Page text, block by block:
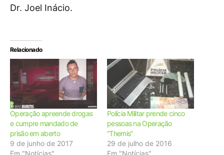
Dr. Joel Inácio.
Relacionado
Operação apreende drogas
e cumpre mandado de
prisão em aberto
9 de junho de 2017
Em "Notícias"
Polícia Militar prende cinco
pessoas na Operação
“Themis”
29 de julho de 2016
Em "Notícias"